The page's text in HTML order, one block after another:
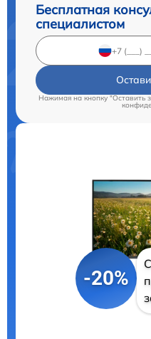
Бесплатная
специалистом
Нажимая на кнопку "Оставить
-20%